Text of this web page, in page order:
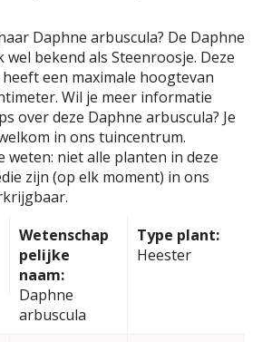
Daphne arbuscula? De Daphne
wel bekend als Steenroosje. Deze
heeft een maximale hoogtevan
Wil je meer informatie
over deze Daphne arbuscula? Je
in ons tuincentrum.
weten: niet alle planten in deze
zijn (op elk moment) in ons
Wetenschap
pelijke
naam:
Daphne
arbuscula
Type plant:
Heester